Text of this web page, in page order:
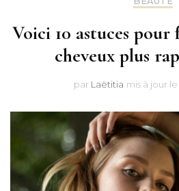
Voici 10 astuces pour
cheveux plus
par Laëtitia mis à jour le